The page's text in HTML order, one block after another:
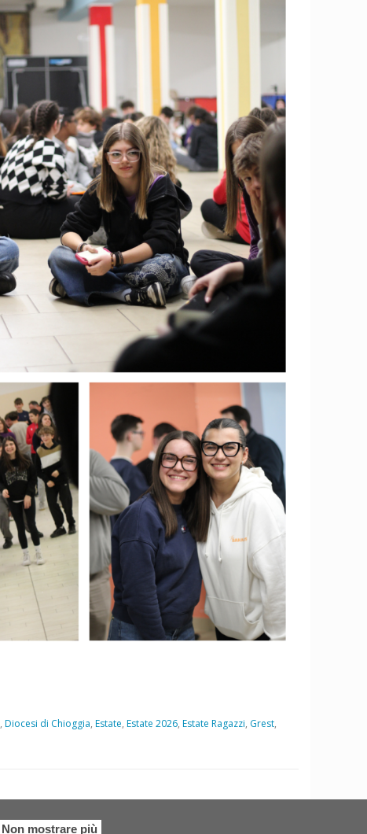
Non mostrare più
, Diocesi di Chioggia, Estate, Estate 2026, Estate Ragazzi, Grest,